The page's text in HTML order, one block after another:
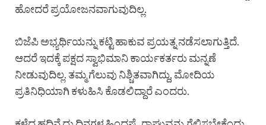
ಹೋದರೆ ಪ್ರಯೋಜನವಾಗುವುದಿಲ್ಲ.
ಬಿಜೆಪಿ ಅಭ್ಯರ್ಥಿಯನ್ನು ಕಟ್ಟಿ ಹಾಕುವ ಪ್ರಯತ್ನ ನಡೆಸಲಾಗುತ್ತಿದೆ.
ಆದರೆ ಇದಕ್ಕೆ ಪಕ್ಷದ ಸ್ವಾಭಿಮಾನಿ ಕಾರ್ಯಕರ್ತರು ಮನ್ನಣೆ
ನೀಡುವುದಿಲ್ಲ. ತಮ್ಮ ಗೆಲುವು ನಿಶ್ಚಿತವಾಗಿದ್ದು, ಮೋದಿಯ
ಪ್ರತಿನಿಧಿಯಾಗಿ ಕಳುಹಿಸಿ ಕೊಡಲಿದ್ದಾರೆ ಎಂದರು.